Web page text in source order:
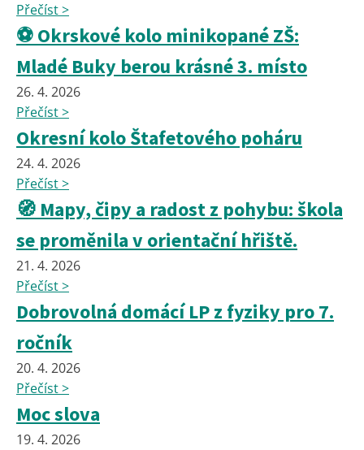
Přečíst >
⚽ Okrskové kolo minikopané ZŠ:
Mladé Buky berou krásné 3. místo
26. 4. 2026
Přečíst >
Okresní kolo Štafetového poháru
24. 4. 2026
Přečíst >
🧭 Mapy, čipy a radost z pohybu: škola
se proměnila v orientační hřiště.
21. 4. 2026
Přečíst >
Dobrovolná domácí LP z fyziky pro 7.
ročník
20. 4. 2026
Přečíst >
Moc slova
19. 4. 2026